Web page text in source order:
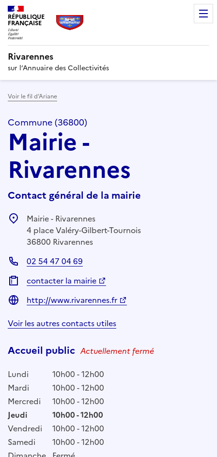
RÉPUBLIQUE
FRANÇAISE
Rivarennes
sur l’Annuaire des Collectivités
Voir le fil d’Ariane
Commune (36800)
Mairie -
Rivarennes
Contact général de la mairie
Mairie - Rivarennes
4 place Valéry-Gilbert-Tournois
36800 Rivarennes
02 54 47 04 69
contacter la mairie
http://www.rivarennes.fr
Voir les autres contacts utiles
Accueil public Actuellement fermé
Lundi
10h00 - 12h00
Mardi
10h00 - 12h00
Mercredi
10h00 - 12h00
Jeudi
10h00 - 12h00
Vendredi
10h00 - 12h00
Samedi
10h00 - 12h00